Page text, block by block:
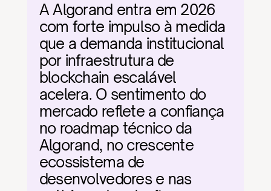
A Algorand entra em 2026
com forte impulso à medida
que a demanda institucional
por infraestrutura de
blockchain escalável
acelera. O sentimento do
mercado reflete a confiança
no roadmap técnico da
Algorand, no crescente
ecossistema de
desenvolvedores e nas